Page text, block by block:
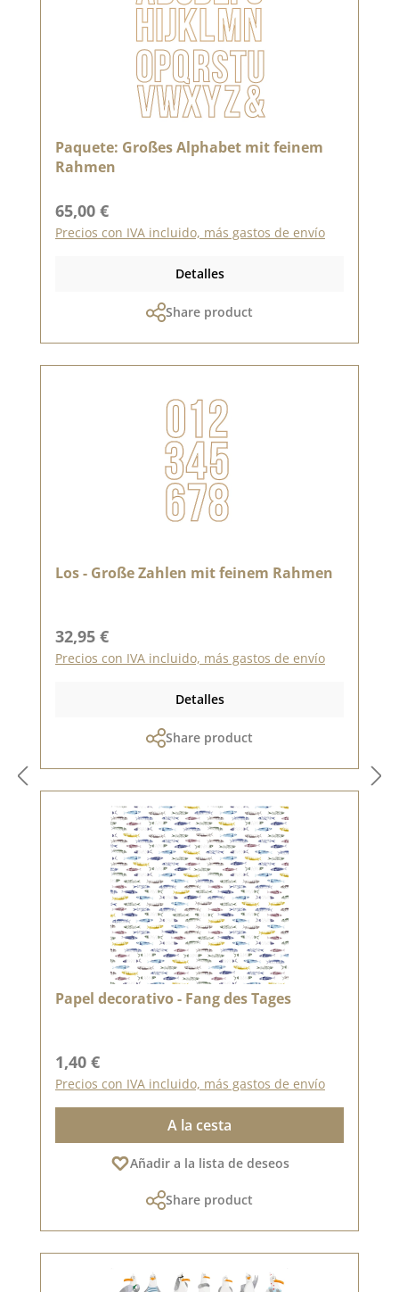
Paquete: Großes Alphabet mit feinem
Rahmen
Precio normal:
65,00 €
Precios con IVA incluido, más gastos de envío
Detalles
Share product
Los - Große Zahlen mit feinem Rahmen
Precio normal:
32,95 €
Precios con IVA incluido, más gastos de envío
Detalles
Share product
Papel decorativo - Fang des Tages
Precio normal:
1,40 €
Precios con IVA incluido, más gastos de envío
A la cesta
Añadir a la lista de deseos
Share product